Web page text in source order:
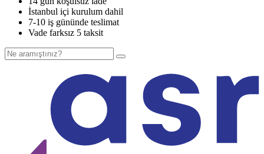
İstanbul içi kurulum dahil
7-10 iş gününde teslimat
Vade farksız 5 taksit